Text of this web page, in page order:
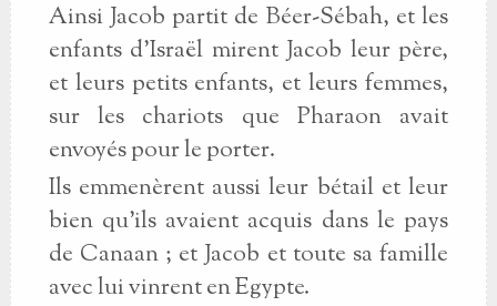
Ainsi Jacob partit de Béer-Sébah, et les
enfants d’Israël mirent Jacob leur père,
et leurs petits enfants, et leurs femmes,
sur les chariots que Pharaon avait
envoyés pour le porter.
Ils emmenèrent aussi leur bétail et leur
bien qu’ils avaient acquis dans le pays
de Canaan ; et Jacob et toute sa famille
avec lui vinrent en Egypte.